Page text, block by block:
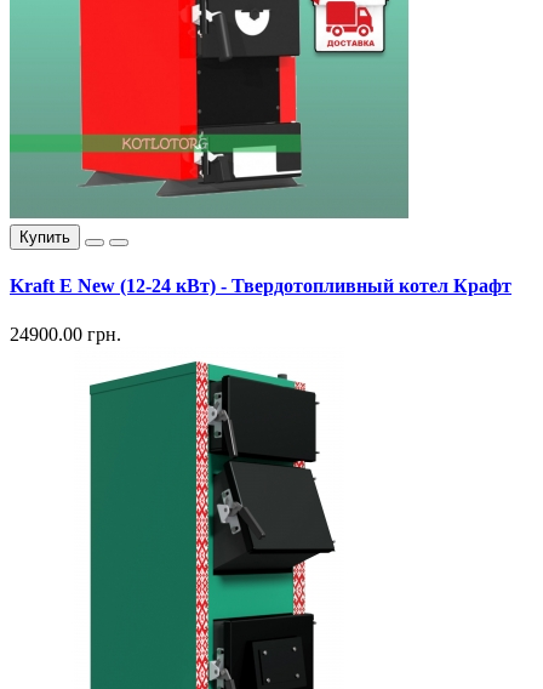
Купить
Kraft E New (12-24 кВт) - Твердотопливный котел Крафт
24900.00 грн.